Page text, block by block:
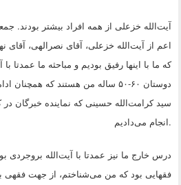
آیت‌الله خزعلی از همه افراد بیشتر بودند.
اعم از آیت‌الله خزعلی، آقای نصرالهی، آقای
که ما با اینها رفیق بودیم و مباحثه ما عمدتا
دوستان ۶۰-۵۰ ساله من هستند که
سید کرامت‌الله حسینی که نماینده خبرگان در
انجام می‌دادیم.
درس خارج ما نیز عمدتا با آیت‌الله بروجردی
فقهایی بود که من می‌شناختم، از جهت فقهی